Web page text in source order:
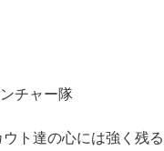
チャー隊
ト達の心には強く残る